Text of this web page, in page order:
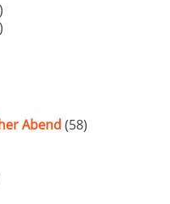
Abend (58)